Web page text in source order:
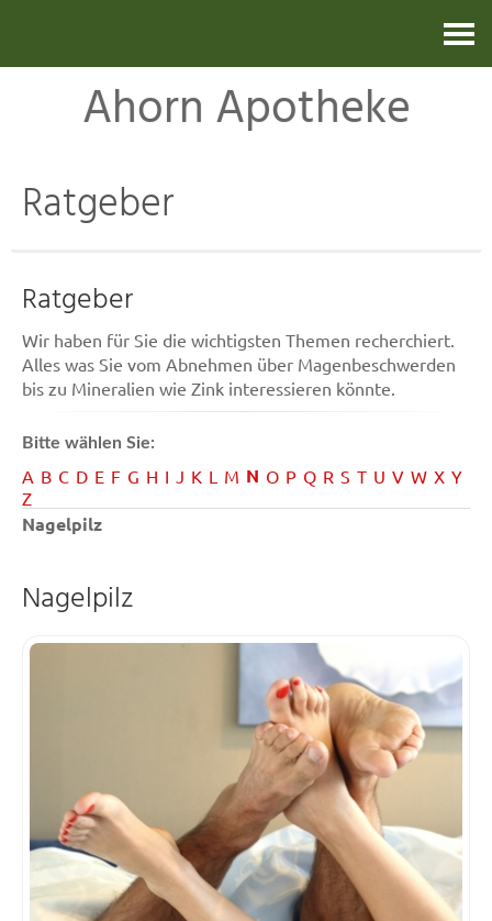
Ahorn Apotheke
Ratgeber
Ratgeber
Wir haben für Sie die wichtigsten Themen recherchiert.
Alles was Sie vom Abnehmen über Magenbeschwerden
bis zu Mineralien wie Zink interessieren könnte.
Bitte wählen Sie:
A B C D E F G H I J K L M N O P Q R S T U V W X Y
Z
Nagelpilz
Nagelpilz